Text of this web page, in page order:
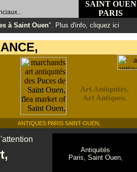
...
SAINT OUEN
PARIS
à Saint Ouen". Plus d'info, cliquez ici.
Art Antiquités,
Art Antiques,
ANTIQUES PARIS SAINT-OUEN,
Antiquités
Paris, Saint Ouen,